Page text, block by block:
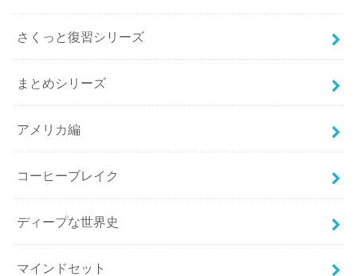
さくっと復習シリーズ
まとめシリーズ
アメリカ編
コーヒーブレイク
ディープな世界史
マインドセット